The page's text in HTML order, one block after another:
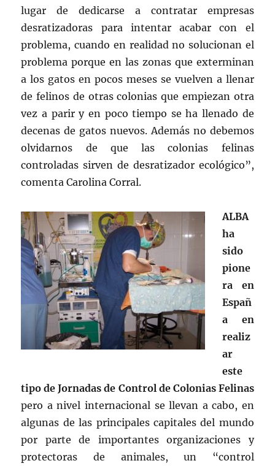
lugar de dedicarse a contratar empresas
desratizadoras para intentar acabar con el
problema, cuando en realidad no solucionan el
problema porque en las zonas que exterminan
a los gatos en pocos meses se vuelven a llenar
de felinos de otras colonias que empiezan otra
vez a parir y en poco tiempo se ha llenado de
decenas de gatos nuevos. Además no debemos
olvidarnos de que las colonias felinas
controladas sirven de desratizador ecológico”,
comenta Carolina Corral.
ALBA
ha
sido
pione
ra en
Españ
a en
realiz
ar
este
tipo de Jornadas de Control de Colonias Felinas
pero a nivel internacional se llevan a cabo, en
algunas de las principales capitales del mundo
por parte de importantes organizaciones y
protectoras de animales, un “control